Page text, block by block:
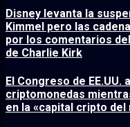
Disney levanta la
Kimmel pero las
por los comentarios
de Charlie Kirk
El Congreso de
criptomonedas
en la «capital cripto del